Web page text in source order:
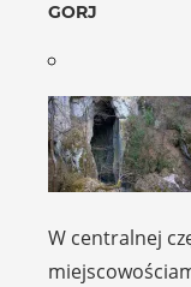
GORJ
W centralnej